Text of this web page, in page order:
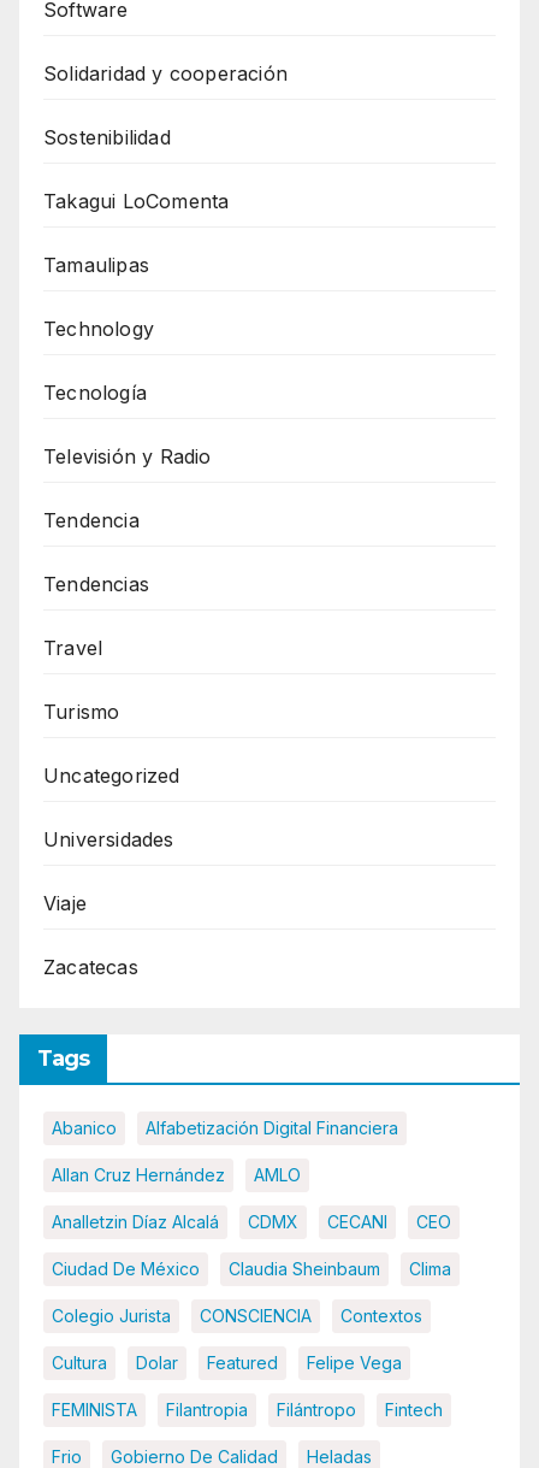
Software
Solidaridad y cooperación
Sostenibilidad
Takagui LoComenta
Tamaulipas
Technology
Tecnología
Televisión y Radio
Tendencia
Tendencias
Travel
Turismo
Uncategorized
Universidades
Viaje
Zacatecas
Tags
Abanico Alfabetización Digital Financiera
Allan Cruz Hernández AMLO
Analletzin Díaz Alcalá CDMX CECANI CEO
Ciudad De México Claudia Sheinbaum Clima
Colegio Jurista CONSCIENCIA Contextos
Cultura Dolar Featured Felipe Vega
FEMINISTA Filantropia Filántropo Fintech
Frio Gobierno De Calidad Heladas